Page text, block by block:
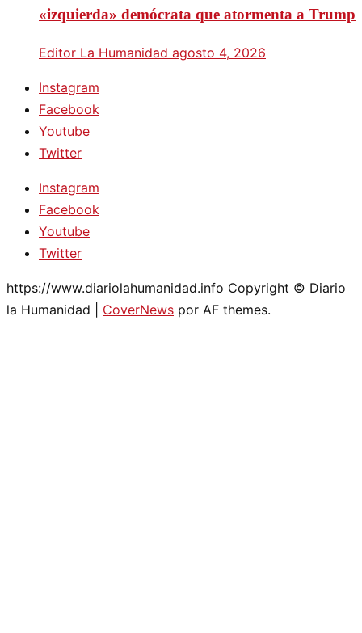
«izquierda» demócrata que atormenta a Trump
Editor La Humanidad agosto 4, 2026
Instagram
Facebook
Youtube
Twitter
Instagram
Facebook
Youtube
Twitter
https://www.diariolahumanidad.info Copyright © Diario
la Humanidad
CoverNews por AF themes.